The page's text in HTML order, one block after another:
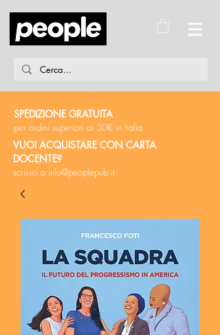
SPEDIZIONE GRATUITA
per ordini superiori ai 30€ in Italia
VUOI ACQUISTARE CON CARTA
DOCENTE?
scrivici a info@peoplepub.it